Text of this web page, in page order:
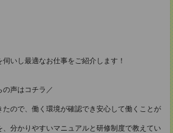
いし最適なお仕事をご紹介します！
の声はコチラ／
たので、働く環境が確認でき安心して働くことが
、分かりやすいマニュアルと研修制度で教えてい